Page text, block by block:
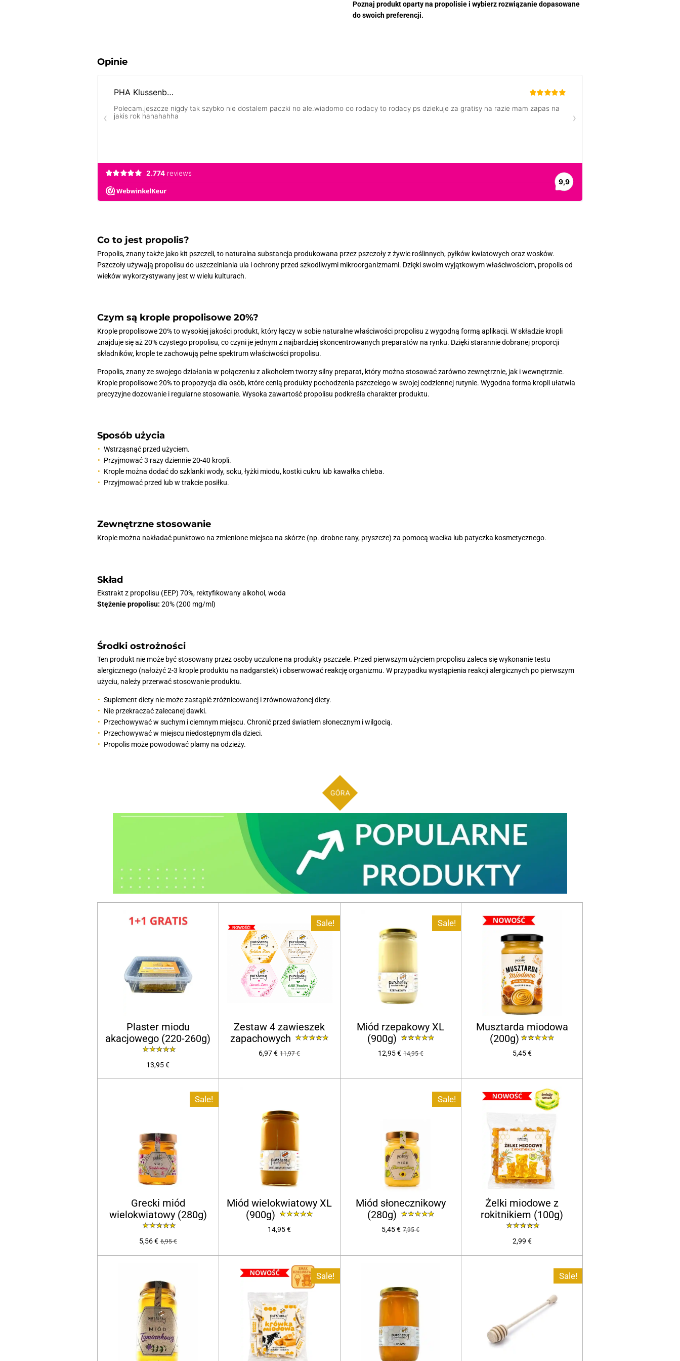
Poznaj produkt oparty na propolisie i wybierz rozwiązanie dopasowane
do swoich preferencji.
Opinie
Co to jest propolis?
Propolis, znany także jako kit pszczeli, to naturalna substancja produkowana przez pszczoły z żywic roślinnych, pyłków kwiatowych oraz wosków.
Pszczoły używają propolisu do uszczelniania ula i ochrony przed szkodliwymi mikroorganizmami. Dzięki swoim wyjątkowym właściwościom, propolis od
wieków wykorzystywany jest w wielu kulturach.
Czym są krople propolisowe 20%?
Krople propolisowe 20% to wysokiej jakości produkt, który łączy w sobie naturalne właściwości propolisu z wygodną formą aplikacji. W składzie kropli
znajduje się aż 20% czystego propolisu, co czyni je jednym z najbardziej skoncentrowanych preparatów na rynku. Dzięki starannie dobranej proporcji
składników, krople te zachowują pełne spektrum właściwości propolisu.
Propolis, znany ze swojego działania w połączeniu z alkoholem tworzy silny preparat, który można stosować zarówno zewnętrznie, jak i wewnętrznie.
Krople propolisowe 20% to propozycja dla osób, które cenią produkty pochodzenia pszczelego w swojej codziennej rutynie. Wygodna forma kropli ułatwia
precyzyjne dozowanie i regularne stosowanie. Wysoka zawartość propolisu podkreśla charakter produktu.
Sposób użycia
Wstrząsnąć przed użyciem.
Przyjmować 3 razy dziennie 20-40 kropli.
Krople można dodać do szklanki wody, soku, łyżki miodu, kostki cukru lub kawałka chleba.
Przyjmować przed lub w trakcie posiłku.
Zewnętrzne stosowanie
Krople można nakładać punktowo na zmienione miejsca na skórze (np. drobne rany, pryszcze) za pomocą wacika lub patyczka kosmetycznego.
Skład
Ekstrakt z propolisu (EEP) 70%, rektyfikowany alkohol, woda
Stężenie propolisu: 20% (200 mg/ml)
Środki ostrożności
Ten produkt nie może być stosowany przez osoby uczulone na produkty pszczele. Przed pierwszym użyciem propolisu zaleca się wykonanie testu
alergicznego (nałożyć 2-3 krople produktu na nadgarstek) i obserwować reakcję organizmu. W przypadku wystąpienia reakcji alergicznych po pierwszym
użyciu, należy przerwać stosowanie produktu.
Suplement diety nie może zastąpić zróżnicowanej i zrównoważonej diety.
Nie przekraczać zalecanej dawki.
Przechowywać w suchym i ciemnym miejscu. Chronić przed światłem słonecznym i wilgocią.
Przechowywać w miejscu niedostępnym dla dzieci.
Propolis może powodować plamy na odzieży.
GÓRA
Plaster miodu
akacjowego (220-260g)
13,95 €
Sale!
Zestaw 4 zawieszek
zapachowych
6,97 € 11,97 €
Sale!
Miód rzepakowy XL
(900g)
12,95 € 14,95 €
Musztarda miodowa
(200g)
5,45 €
Sale!
Grecki miód
wielokwiatowy (280g)
5,56 € 6,95 €
Miód wielokwiatowy XL
(900g)
14,95 €
Sale!
Miód słonecznikowy
(280g)
5,45 € 7,95 €
Żelki miodowe z
rokitnikiem (100g)
2,99 €
Sale! Sale!